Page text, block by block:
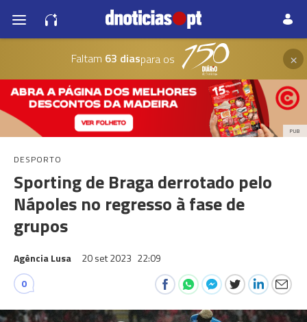
Faltam 63 diaspara os ×
PUB
DESPORTO
Sporting de Braga derrotado pelo
Nápoles no regresso à fase de
grupos
Agência Lusa 20 set 2023 22:09
0